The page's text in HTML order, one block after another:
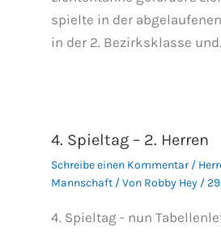
spielte in der
in der 2. Bezirksklasse
4. Spieltag – 2. Herren
Schreibe einen Kommentar /
Mannschaft/ Von Robby Hey /
4. Spieltag - nun